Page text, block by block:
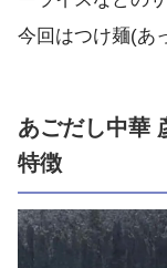
今回はつけ麺(あ
あごだし中華
特徴